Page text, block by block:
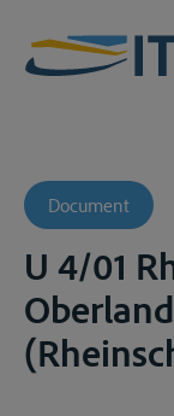
Document
U 4/01